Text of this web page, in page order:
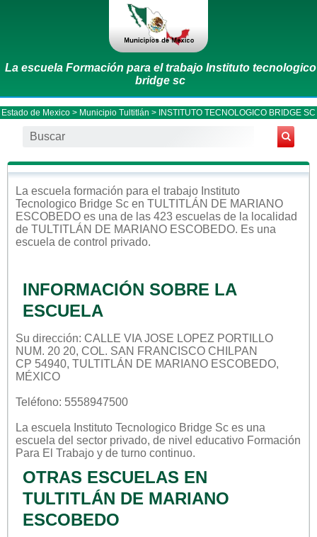
La escuela Formación para el trabajo Instituto tecnologico
bridge sc
Estado de Mexico > Municipio Tultitlán > INSTITUTO TECNOLOGICO BRIDGE SC
La escuela formación para el trabajo Instituto
Tecnologico Bridge Sc en TULTITLÁN DE MARIANO
ESCOBEDO es una de las 423 escuelas de la localidad
de TULTITLÁN DE MARIANO ESCOBEDO. Es una
escuela de control privado.
INFORMACIÓN SOBRE LA
ESCUELA
Su dirección: CALLE VIA JOSE LOPEZ PORTILLO
NUM. 20 20, COL. SAN FRANCISCO CHILPAN
CP 54940, TULTITLÁN DE MARIANO ESCOBEDO,
MÉXICO
Teléfono: 5558947500
La escuela Instituto Tecnologico Bridge Sc es una
escuela del sector privado, de nivel educativo Formación
Para El Trabajo y de turno continuo.
OTRAS ESCUELAS EN
TULTITLÁN DE MARIANO
ESCOBEDO